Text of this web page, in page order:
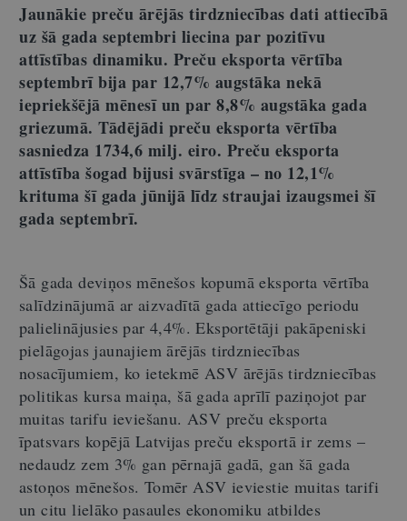
Jaunākie preču ārējās tirdzniecības dati attiecībā
uz šā gada septembri liecina par pozitīvu
attīstības dinamiku. Preču eksporta vērtība
septembrī bija par 12,7% augstāka nekā
iepriekšējā mēnesī un par 8,8% augstāka gada
griezumā. Tādējādi preču eksporta vērtība
sasniedza 1734,6 milj. eiro. Preču eksporta
attīstība šogad bijusi svārstīga – no 12,1%
krituma šī gada jūnijā līdz straujai izaugsmei šī
gada septembrī.
Šā gada deviņos mēnešos kopumā eksporta vērtība
salīdzinājumā ar aizvadītā gada attiecīgo periodu
palielinājusies par 4,4%. Eksportētāji pakāpeniski
pielāgojas jaunajiem ārējās tirdzniecības
nosacījumiem, ko ietekmē ASV ārējās tirdzniecības
politikas kursa maiņa, šā gada aprīlī paziņojot par
muitas tarifu ieviešanu. ASV preču eksporta
īpatsvars kopējā Latvijas preču eksportā ir zems –
nedaudz zem 3% gan pērnajā gadā, gan šā gada
astoņos mēnešos. Tomēr ASV ieviestie muitas tarifi
un citu lielāko pasaules ekonomiku atbildes